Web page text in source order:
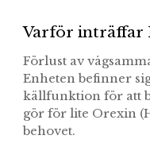
Varför inträffar
Förlust av
Enheten befinner
källfunktion för att
gör för lite Orexin
behovet.